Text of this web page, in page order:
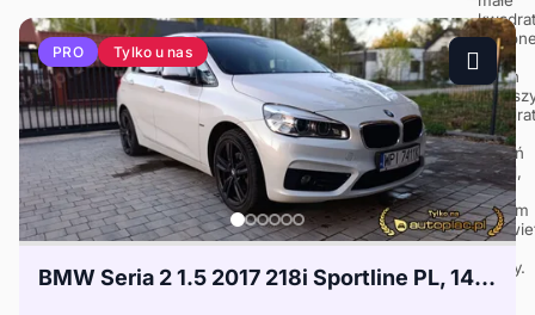
PRO Tylko u nas
BMW Seria 2 1.5 2017 218i Sportline PL, 147tys